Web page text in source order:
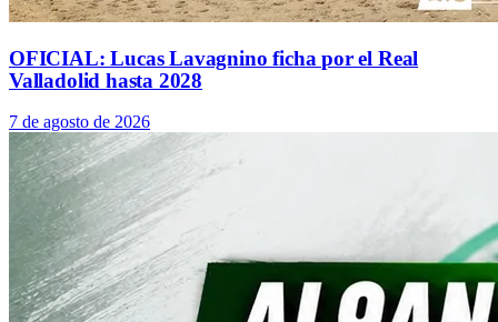
OFICIAL: Lucas Lavagnino ficha por el Real
Valladolid hasta 2028
7 de agosto de 2026